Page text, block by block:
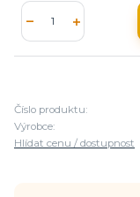
Číslo produktu:
Výrobce:
Hlídat cenu / dostupnost